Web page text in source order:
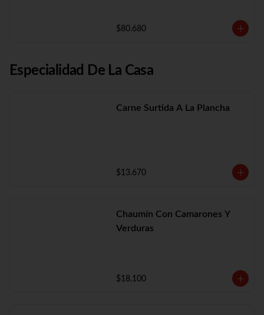
$80.680
Especialidad De La Casa
Carne Surtida A La Plancha
$13.670
Chaumín Con Camarones Y
Verduras
$18.100